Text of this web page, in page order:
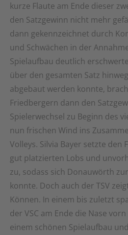
kurze Flaute am Ende dieser
den Satzgewinn nicht mehr
dann gekennzeichnet durch
und Schwächen in der
Spielaufbau deutlich
über den gesamten Satz
abgebaut werden konnte,
Friedbergern dann den
Spielerwechsel zu Beginn des
nun frischen Wind ins
Volleys. Silvia Bayer setzte
gut platzierten Lobs und
zu, sodass sich Donauwörth
konnte. Doch auch der TSV
Können. In einem bis zuletzt
der VSC am Ende die Nase
einem schönen Spielaufbau